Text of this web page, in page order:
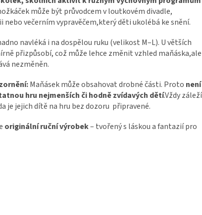
může být průvodcem v loutkovém divadle,
nebo večerním vypravěčem,který děti ukolébá ke snění.
navléká i na dospělou ruku (velikost M–L). U větších
přizpůsobí, což může lehce změnit vzhled maňáska,ale
nezměněn.
Maňásek může obsahovat drobné části. Proto není
hru nejmenších či hodně zvídavých dětí.Vždy záleží
je jejich dítě na hru bez dozoru připravené.
originální ruční výrobek– tvořený s láskou a fantazií pro